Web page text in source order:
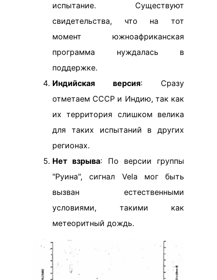
испытание. Существуют
свидетельства, что на тот
момент южноафриканская
программа нуждалась в
поддержке.
Индийская версия: Сразу
отметаем СССР и Индию, так как
их территория слишком велика
для таких испытаний в других
регионах.
Нет взрыва: По версии группы
"Руина", сигнал Vela мог быть
вызван естественными
условиями, такими как
метеоритный дождь.